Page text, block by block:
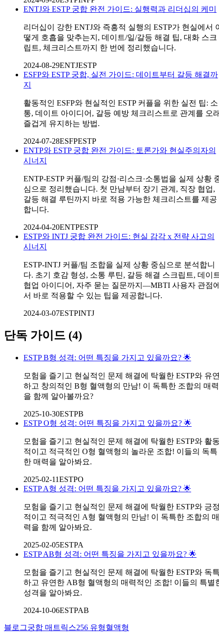
ENTJ와 ESTP 궁합 완전 가이드: 실행력과 리더십의 케미
리더십이 강한 ENTJ와 즉흥적 실행의 ESTP가 현실에서
떻게 호흡을 맞추는지, 데이트/일/갈등 해결 팁, 대화 스크
립트, 체크리스트까지 한 번에 정리했습니다.
2024-08-29ENTJESTP
ESFP와 ESTP 궁합, 실전 가이드: 데이트부터 갈등 해결까
지
활동적인 ESFP와 현실적인 ESTP 커플을 위한 실전 팁: 소
통, 데이트 아이디어, 갈등 예방 체크리스트로 관계를 오
즐겁게 유지하는 방법.
2024-07-28ESFPESTP
ENTP와 ESTP 궁합 완전 가이드: 토론가와 현실주의자의
시너지
ENTP-ESTP 커플/팀의 강점·리스크·소통법을 실제 상황
심으로 정리했습니다. 첫 만남부터 장기 관계, 직장 협업,
갈등 해결 루틴까지 바로 적용 가능한 체크리스트를 제공
합니다.
2024-04-20ENTPESTP
ESTP와 INTJ 궁합 완전 가이드: 현실 감각 x 전략 사고의
시너지
ESTP-INTJ 커플/팀 조합을 실제 상황 중심으로 분석합니
다. 초기 호감 형성, 소통 루틴, 갈등 해결 스크립트, 데이
협업 아이디어, 자주 묻는 질문까지—MBTI 사용자 관점
서 바로 적용할 수 있는 팁을 제공합니다.
2024-03-07ESTPINTJ
단독 가이드 (4)
ESTP B형 성격: 어떤 특징을 가지고 있을까요? 🌟
모험을 즐기고 현실적인 문제 해결에 탁월한 ESTP와 유
하고 창의적인 B형 혈액형의 만남! 이 독특한 조합의 매력
을 함께 알아볼까요?
2025-10-30ESTPB
ESTP O형 성격: 어떤 특징을 가지고 있을까요? 🌟
모험을 즐기고 현실적인 문제 해결에 탁월한 ESTP와 활
적이고 적극적인 O형 혈액형의 놀라운 조합! 이들의 독특
한 매력을 알아봐요.
2025-02-11ESTPO
ESTP A형 성격: 어떤 특징을 가지고 있을까요? 🌟
모험을 즐기고 현실적인 문제 해결에 탁월한 ESTP와 긍
적이고 적극적인 A형 혈액형의 만남! 이 독특한 조합의 매
력을 함께 알아봐요.
2025-02-05ESTPA
ESTP AB형 성격: 어떤 특징을 가지고 있을까요? 🌟
모험을 즐기고 현실적인 문제 해결에 탁월한 ESTP와 독
하고 유연한 AB형 혈액형의 매력적인 조합! 이들의 특별
성격을 알아봐요.
2024-10-06ESTPAB
블로그궁합 매트릭스256 유형혈액형